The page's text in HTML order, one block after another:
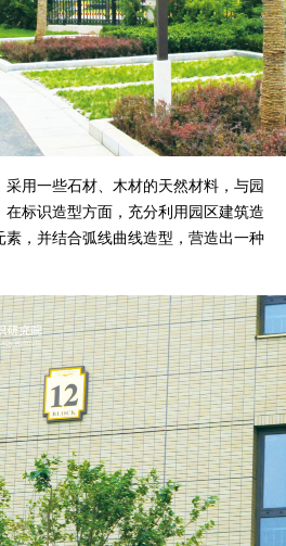
用一些石材、木材的天然材料，与园
在标识造型方面，充分利用园区建筑造
，并结合弧线曲线造型，营造出一种